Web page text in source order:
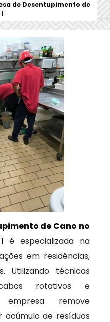
de Desentupimento de
I
de Cano no
é especializada na
em residências,
Utilizando técnicas
rotativos e
empresa remove
acúmulo de resíduos